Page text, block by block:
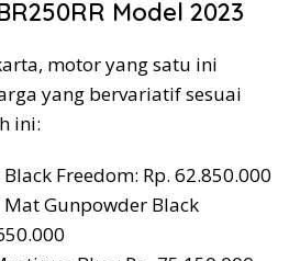
Model 2023
motor yang satu ini
yang bervariatif sesuai
ini:
Black Freedom: Rp. 62.850.000
Mat Gunpowder Black